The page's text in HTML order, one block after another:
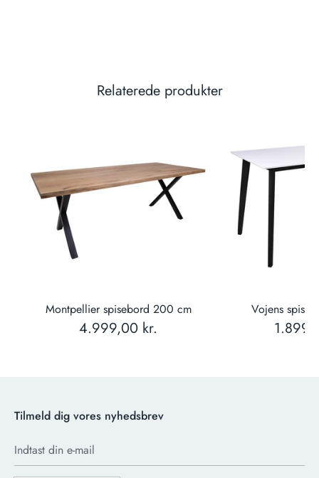
Relaterede produkter
Montpellier spisebord 200 cm
4.999,00 kr.
Vojens
Tilmeld dig vores nyhedsbrev
Indtast din e-mail